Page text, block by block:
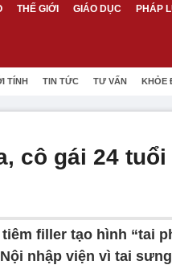
THẾ GIỚI GIÁO DỤC PHÁP
TÍNH TIN TỨC TƯ VẤN KHỎE
cô gái 24
tiêm filler tạo hình “tai
nhập viện vì tai